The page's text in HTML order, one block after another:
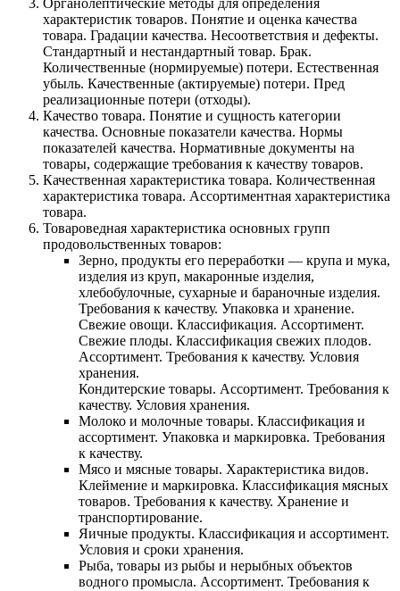
Органолептические методы для определения
характеристик товаров. Понятие и оценка качества
товара. Градации качества. Несоответствия и дефекты.
Стандартный и нестандартный товар. Брак.
Количественные (нормируемые) потери. Естественная
убыль. Качественные (актируемые) потери. Пред
реализационные потери (отходы).
Качество товара. Понятие и сущность категории
качества. Основные показатели качества. Нормы
показателей качества. Нормативные документы на
товары, содержащие требования к качеству товаров.
Качественная характеристика товара. Количественная
характеристика товара. Ассортиментная характеристика
товара.
Товароведная характеристика основных групп
продовольственных товаров:
Зерно, продукты его переработки — крупа и мука,
изделия из круп, макаронные изделия,
хлебобулочные, сухарные и бараночные изделия.
Требования к качеству. Упаковка и хранение.
Свежие овощи. Классификация. Ассортимент.
Свежие плоды. Классификация свежих плодов.
Ассортимент. Требования к качеству. Условия
хранения.
Кондитерские товары. Ассортимент. Требования к
качеству. Условия хранения.
Молоко и молочные товары. Классификация и
ассортимент. Упаковка и маркировка. Требования
к качеству.
Мясо и мясные товары. Характеристика видов.
Клеймение и маркировка. Классификация мясных
товаров. Требования к качеству. Хранение и
транспортирование.
Яичные продукты. Классификация и ассортимент.
Условия и сроки хранения.
Рыба, товары из рыбы и нерыбных объектов
водного промысла. Ассортимент. Требования к